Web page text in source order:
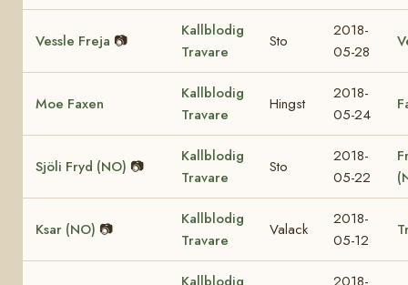
Vessle Freja 📷
Kallblodig
Travare
Sto
2018-
05-28
Moe Faxen
Kallblodig
Travare
Hingst
2018-
05-24
Sjöli Fryd (NO) 📷
Kallblodig
Travare
Sto
2018-
05-22
Ksar (NO) 📷
Kallblodig
Travare
Valack
2018-
05-12
Kallblodig 2018-